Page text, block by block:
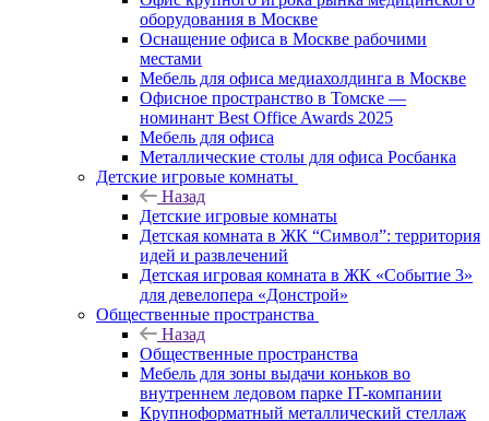
оборудования в Москве
Оснащение офиса в Москве рабочими
местами
Мебель для офиса медиахолдинга в Москве
Офисное пространство в Томске —
номинант Best Office Awards 2025
Мебель для офиса
Металлические столы для офиса Росбанка
Детские игровые комнаты
Назад
Детские игровые комнаты
Детская комната в ЖК “Символ”: территория
идей и развлечений
Детская игровая комната в ЖК «Событие 3»
для девелопера «Донстрой»
Общественные пространства
Назад
Общественные пространства
Мебель для зоны выдачи коньков во
внутреннем ледовом парке IT-компании
Крупноформатный металлический стеллаж